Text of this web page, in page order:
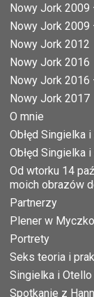
Nowy Jork 2009
Nowy Jork 2009
Nowy Jork 2012
Nowy Jork 2016
Nowy Jork 2016
Nowy Jork 2017
O mnie
Obłęd Singielka
Obłęd Singielka
Od wtorku 14
moich obrazów
Partnerzy
Plener w
Portrety
Seks teoria i
Singielka i
Spotkanie z